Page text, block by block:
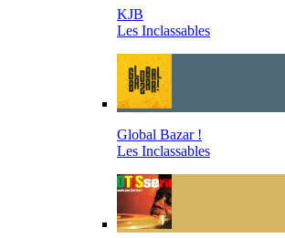
KJB
Les Inclassables
Global Bazar !
Les Inclassables